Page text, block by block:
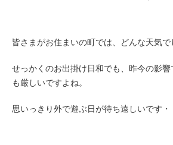
皆さまがお住まいの町では、どんな天気で
せっかくのお出掛け日和でも、 昨今の影響
も厳しいですよね。
思いっきり外で遊ぶ日が待ち遠しいです・